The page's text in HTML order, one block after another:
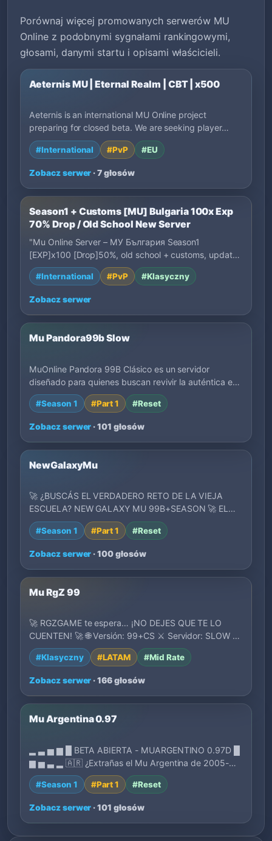
Porównaj więcej promowanych serwerów MU
Online z podobnymi sygnałami rankingowymi,
głosami, danymi startu i opisami właścicieli.
Aeternis MU | Eternal Realm | CBT | x500
Aeternis is an international MU Online project
preparing for closed beta. We are seeking player…
#International #PvP #EU
Zobacz serwer · 7 głosów
Season1 + Customs [MU] Bulgaria 100x Exp
70% Drop / Old School New Server
"Mu Online Server – МУ България Season1
[EXP]x100 [Drop]50%, old school + customs, updated
even…
#International #PvP #Klasyczny
Zobacz serwer
Mu Pandora99b Slow
MuOnline Pandora 99B Clásico es un servidor
diseñado para quienes buscan revivir la auténtica e…
#Season 1 #Part 1 #Reset
Zobacz serwer · 101 głosów
NewGalaxyMu
🚀 ¿BUSCÁS EL VERDADERO RETO DE LA VIEJA
ESCUELA? NEW GALAXY MU 99B+SEASON 🚀 EL
CLASICO QUE ESTA…
#Season 1 #Part 1 #Reset
Zobacz serwer · 100 głosów
Mu RgZ 99
🚀 RGZGAME te espera… ¡NO DEJES QUE TE LO
CUENTEN! 🚀 🌐 Versión: 99+CS ⚔️ Servidor: SLOW 💣
EXP: x…
#Klasyczny #LATAM #Mid Rate
Zobacz serwer · 166 głosów
Mu Argentina 0.97
▂ ▃ ▅ ▆ █ BETA ABIERTA - MUARGENTINO 0.97D █
▆ ▅ ▃ ▂ 🇦🇷 ¿Extrañas el Mu Argentina de 2005-
2007?…
#Season 1 #Part 1 #Reset
Zobacz serwer · 101 głosów